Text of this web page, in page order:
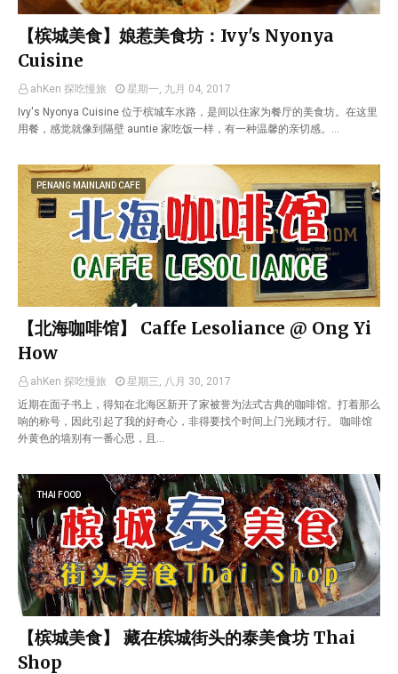
【槟城美食】娘惹美食坊：Ivy's Nyonya
Cuisine
ahKen 探吃慢旅
星期一, 九月 04, 2017
Ivy's Nyonya Cuisine 位于槟城车水路，是间以住家为餐厅的美食坊。在这里
用餐，感觉就像到隔壁 auntie 家吃饭一样，有一种温馨的亲切感。…
PENANG MAINLAND CAFE
【北海咖啡馆】 Caffe Lesoliance @ Ong Yi
How
ahKen 探吃慢旅
星期三, 八月 30, 2017
近期在面子书上，得知在北海区新开了家被誉为法式古典的咖啡馆。打着那么
响的称号，因此引起了我的好奇心，非得要找个时间上门光顾才行。 咖啡馆
外黄色的墙别有一番心思，且…
THAI FOOD
【槟城美食】 藏在槟城街头的泰美食坊 Thai
Shop